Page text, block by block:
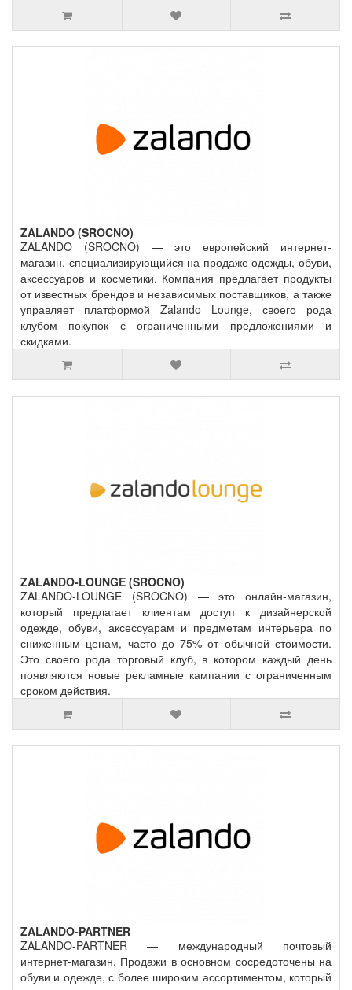
ZALANDO (SROCNO)
ZALANDO (SROCNO) — это европейский интернет-
магазин, специализирующийся на продаже одежды, обуви,
аксессуаров и косметики. Компания предлагает продукты
от известных брендов и независимых поставщиков, а также
управляет платформой Zalando Lounge, своего рода
клубом покупок с ограниченными предложениями и
скидками.
ZALANDO-LOUNGE (SROCNO)
ZALANDO-LOUNGE (SROCNO) — это онлайн-магазин,
который предлагает клиентам доступ к дизайнерской
одежде, обуви, аксессуарам и предметам интерьера по
сниженным ценам, часто до 75% от обычной стоимости.
Это своего рода торговый клуб, в котором каждый день
появляются новые рекламные кампании с ограниченным
сроком действия.
ZALANDO-PARTNER
ZALANDO-PARTNER — международный почтовый
интернет-магазин. Продажи в основном сосредоточены на
обуви и одежде, с более широким ассортиментом, который